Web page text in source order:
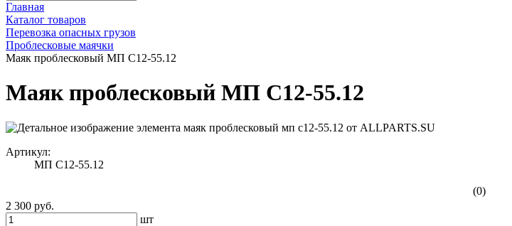
Главная
Каталог товаров
Перевозка опасных грузов
Проблесковые маячки
Маяк проблесковый МП С12-55.12
Маяк проблесковый МП С12-55.12
Артикул:
МП С12-55.12
(0)
2 300 руб.
шт